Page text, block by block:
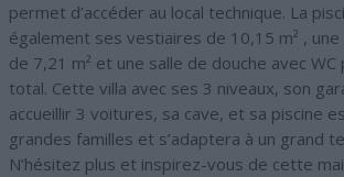
permet d’accéder au local technique. La
également ses vestiaires de 10,15 m² ,
de 7,21 m² et une salle de douche avec
total. Cette villa avec ses 3 niveaux, son
accueillir 3 voitures, sa cave, et sa piscine
grandes familles et s’adaptera à un grand
N’hésitez plus et inspirez-vous de cette